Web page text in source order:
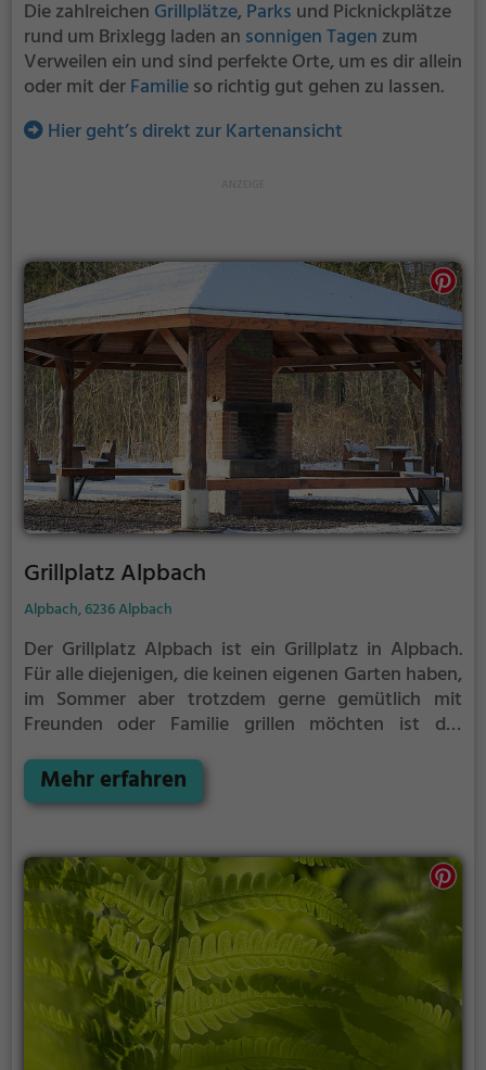
Die zahlreichen Grillplätze,Parks und Picknickplätze
rund um Brixlegg laden an sonnigen Tagen zum
Verweilen ein und sind perfekte Orte, um es dir allein
oder mit derFamilieso richtig gut gehen zu lassen.
Hier geht’s direkt zur Kartenansicht
Grillplatz Alpbach
Alpbach, 6236 Alpbach
Der Grillplatz Alpbach ist ein Grillplatz in Alpbach.
Für alle diejenigen, die keinen eigenen Garten haben,
im Sommer aber trotzdem gerne gemütlich mit
Freunden oder Familie grillen möchten ist der
Holz.
Mehr erfahren